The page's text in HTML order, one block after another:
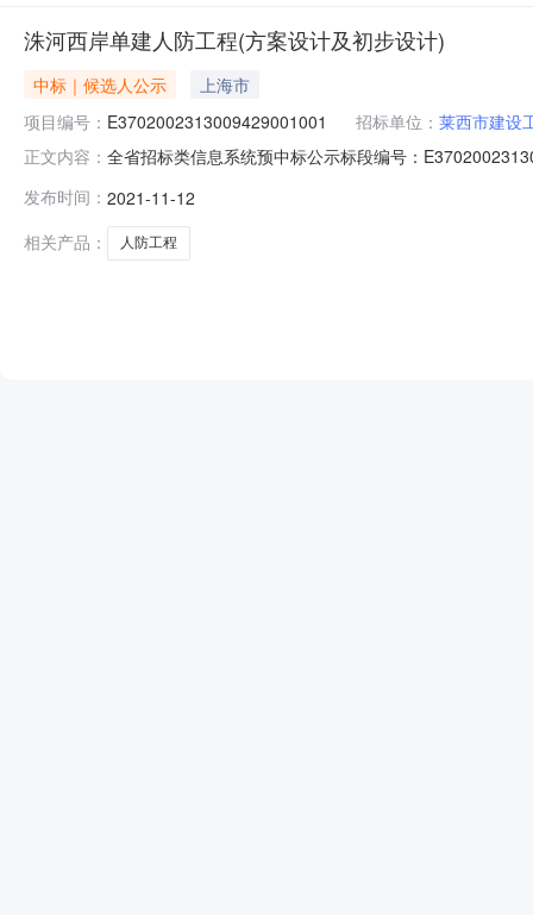
洙河西岸单建人防工程(方案设计及初步设计)
中标｜候选人公示
上海市
项目编号： E3702002313009429001001 招标单位： 莱西市建设
正文内容： 全省招标类信息系统预中标公示标段编号：
单位：青岛新世宇咨询有限公司联系人：李卫玲联系电
发布时间： 2021-11-12
相关产品：
人防工程